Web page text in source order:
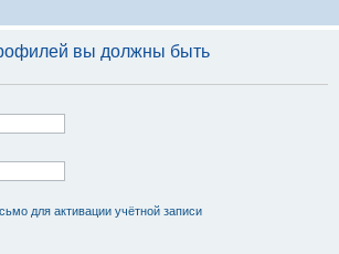
вы должны быть
для активации учётной записи